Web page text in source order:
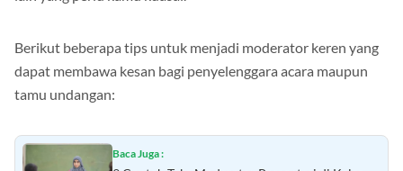
Berikut beberapa tips untuk menjadi moderator keren yang
dapat membawa kesan bagi penyelenggara acara maupun
tamu undangan:
Baca Juga :